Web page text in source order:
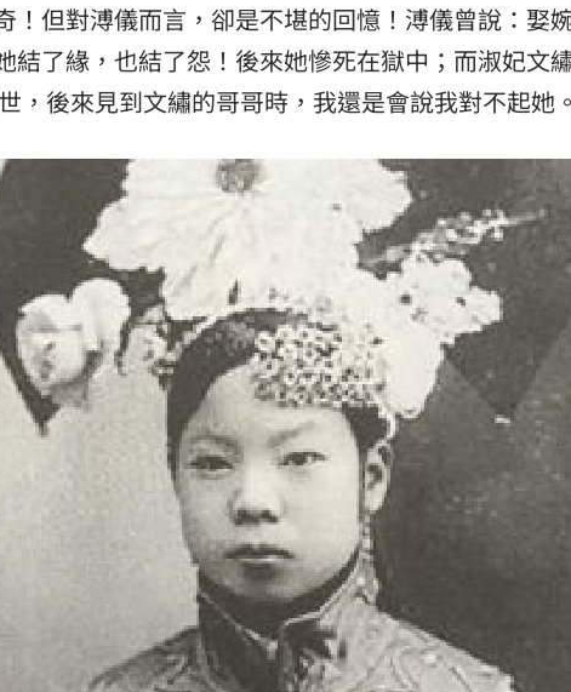
！但對溥儀而言，卻是不堪的回憶！溥儀曾說：娶
結了緣，也結了怨！後來她慘死在獄中；而淑妃文
，後來見到文繡的哥哥時，我還是會說我對不起她。